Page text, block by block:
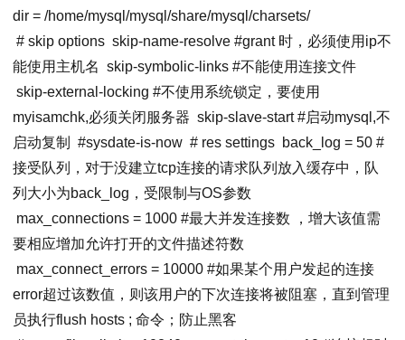
dir = /home/mysql/mysql/share/mysql/charsets/
# skip options skip-name-resolve #grant 时，必须使用ip不
能使用主机名 skip-symbolic-links #不能使用连接文件
skip-external-locking #不使用系统锁定，要使用
myisamchk,必须关闭服务器 skip-slave-start #启动mysql,不
启动复制 #sysdate-is-now # res settings back_log = 50 #
接受队列，对于没建立tcp连接的请求队列放入缓存中，队
列大小为back_log，受限制与OS参数
max_connections = 1000 #最大并发连接数 ，增大该值需
要相应增加允许打开的文件描述符数
max_connect_errors = 10000 #如果某个用户发起的连接
error超过该数值，则该用户的下次连接将被阻塞，直到管理
员执行flush hosts ; 命令；防止黑客